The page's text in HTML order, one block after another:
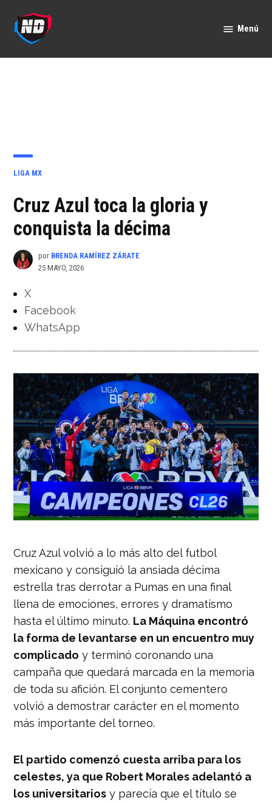
contenido
Menú
PUBLICADO
LIGA MX
Cruz Azul toca la gloria y
conquista la décima
por BRENDA RAMÍREZ ZÁRATE
25 MAYO, 2026
X
Facebook
WhatsApp
Cruz Azul volvió a lo más alto del futbol
mexicano y consiguió la ansiada décima
estrella tras derrotar a Pumas en una final
llena de emociones, errores y dramatismo
hasta el último minuto. La Máquina encontró
la forma de levantarse en un encuentro muy
complicado y terminó coronando una
campaña que quedará marcada en la memoria
de toda su afición. El conjunto cementero
volvió a demostrar carácter en el momento
más importante del torneo.
El partido comenzó cuesta arriba para los
celestes, ya que Robert Morales adelantó a
los universitarios y parecía que el título se